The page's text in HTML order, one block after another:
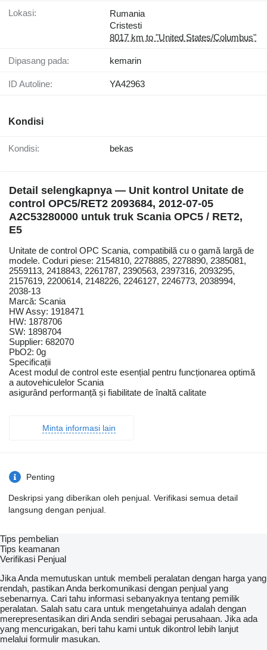
Lokasi:
Rumania
Cristesti
8017 km to "United States/Columbus"
Dipasang pada: kemarin
ID Autoline: YA42963
Kondisi
Kondisi: bekas
Detail selengkapnya — Unit kontrol Unitate de
control OPC5/RET2 2093684, 2012-07-05
A2C53280000 untuk truk Scania OPC5 / RET2,
E5
Unitate de control OPC Scania, compatibilă cu o gamă largă de
modele. Coduri piese: 2154810, 2278885, 2278890, 2385081,
2559113, 2418843, 2261787, 2390563, 2397316, 2093295,
2157619, 2200614, 2148226, 2246127, 2246773, 2038994,
2038-13
Marcă: Scania
HW Assy: 1918471
HW: 1878706
SW: 1898704
Supplier: 682070
PbO2: 0g
Specificații
Acest modul de control este esențial pentru funcționarea optimă
a autovehiculelor Scania
asigurând performanță și fiabilitate de înaltă calitate
Minta informasi lain
Penting
Deskripsi yang diberikan oleh penjual. Verifikasi semua detail
langsung dengan penjual.
Tips pembelian
Tips keamanan
Verifikasi Penjual
Jika Anda memutuskan untuk membeli peralatan dengan harga yang
rendah, pastikan Anda berkomunikasi dengan penjual yang
sebenarnya. Cari tahu informasi sebanyaknya tentang pemilik
peralatan. Salah satu cara untuk mengetahuinya adalah dengan
merepresentasikan diri Anda sendiri sebagai perusahaan. Jika ada
yang mencurigakan, beri tahu kami untuk dikontrol lebih lanjut
melalui formulir masukan.